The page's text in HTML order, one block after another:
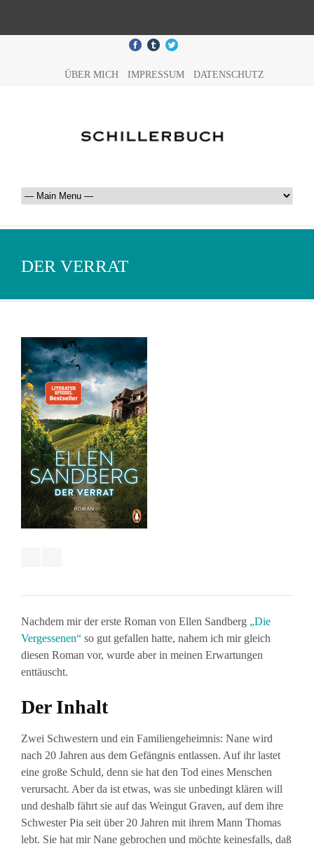
ÜBER MICH IMPRESSUM DATENSCHUTZ
DER VERRAT
Nachdem mir der erste Roman von Ellen Sandberg „Die
Vergessenen“ so gut gefallen hatte, nahem ich mir gleich
diesen Roman vor, wurde aber in meinen Erwartungen
enttäuscht.
Der Inhalt
Zwei Schwestern und ein Familiengeheimnis: Nane wird
nach 20 Jahren aus dem Gefängnis entlassen. Auf ihr lastet
eine große Schuld, denn sie hat den Tod eines Menschen
verursacht. Aber da ist etwas, was sie unbedingt klären will
und deshalb fährt sie auf das Weingut Graven, auf dem ihre
Schwester Pia seit über 20 Jahren mit ihrem Mann Thomas
lebt. Sie hat mir Nane gebrochen und möchte keinesfalls, daß